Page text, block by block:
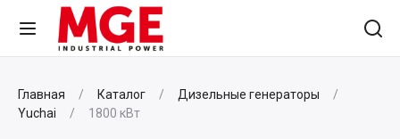
Главная Каталог
Дизельные генераторы
Yuchai
1800 кВт